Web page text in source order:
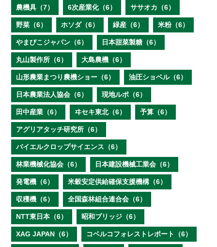
農機具（7） 6次産業化（6） ササオカ（6）
野菜（6） ホソダ（6） 緑産（6） 米粉（6）
やまびこジャパン（6） 日本甜菜製糖（6）
丸山製作所（6） 大島農機（6）
山形農業まつり農機ショー（6） 油圧ショベル（6）
日本農業法人協会（6） 現地ルポ（6）
田中産業（6） ヰセキ東北（6） 予算（6）
アグリアタッチ研究所（6）
バイエルクロップサイエンス（6）
林業機械化協会（6） 日本建設機械工業会（6）
発電機（6） 米穀安定供給確保支援機構（6）
収穫機（6） 全国森林組合連合会（6）
NTT東日本（6） 昭和ブリッジ（6）
XAG JAPAN（6） コベルコフォレストレポート（6）